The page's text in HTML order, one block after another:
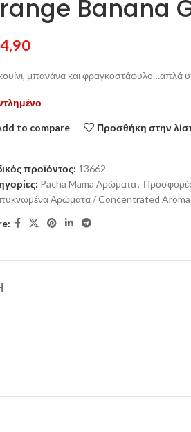
Banana
μπανάνα και φραγκοστάφυλο…απλά
to compare Προσθήκη στην
προϊόντος: 13662
Pacha Mama Αρώματα,
Αρώματα / Concentrated